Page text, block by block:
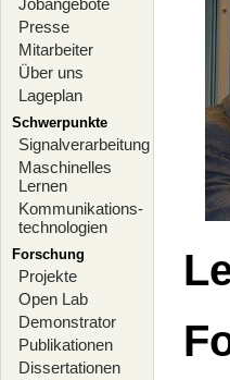
Jobangebote
Presse
Mitarbeiter
Über uns
Lageplan
Schwerpunkte
Signalverarbeitung
Maschinelles
Lernen
Kommunikations-
technologien
Forschung
Projekte
Open Lab
Demonstrator
Publikationen
Dissertationen